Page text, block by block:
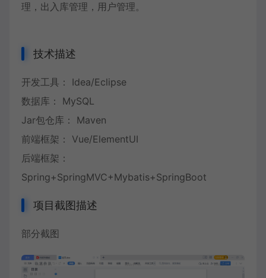
理，出入库管理，用户管理。
技术描述
开发工具： Idea/Eclipse
数据库： MySQL
Jar包仓库： Maven
前端框架： Vue/ElementUI
后端框架：
Spring+SpringMVC+Mybatis+SpringBoot
项目截图描述
部分截图